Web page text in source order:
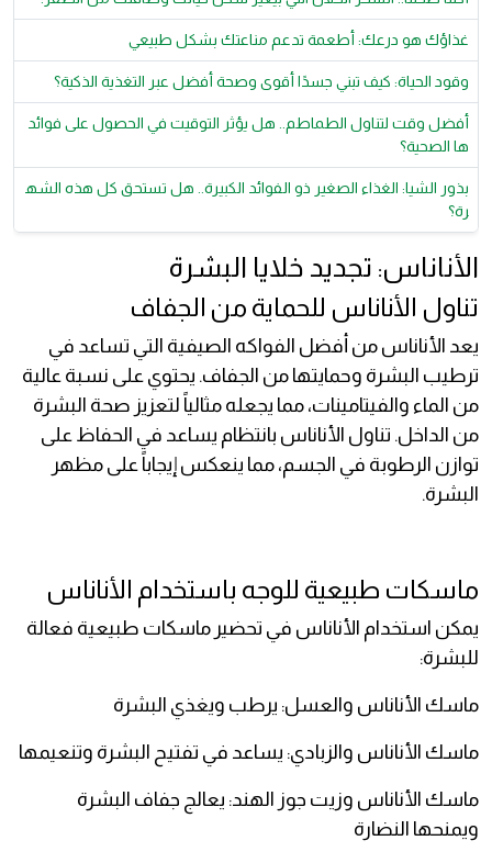
غذاؤك هو درعك: أطعمة تدعم مناعتك بشكل طبيعي
وقود الحياة: كيف تبني جسدًا أقوى وصحة أفضل عبر التغذية الذكية؟
أفضل وقت لتناول الطماطم.. هل يؤثر التوقيت في الحصول على فوائد
ها الصحية؟
بذور الشيا: الغذاء الصغير ذو الفوائد الكبيرة.. هل تستحق كل هذه الشه
رة؟
الأناناس: تجديد خلايا البشرة
تناول الأناناس للحماية من الجفاف
يعد الأناناس من أفضل الفواكه الصيفية التي تساعد في
ترطيب البشرة وحمايتها من الجفاف. يحتوي على نسبة عالية
من الماء والفيتامينات، مما يجعله مثالياً لتعزيز صحة البشرة
من الداخل. تناول الأناناس بانتظام يساعد في الحفاظ على
توازن الرطوبة في الجسم، مما ينعكس إيجاباً على مظهر
البشرة.
ماسكات طبيعية للوجه باستخدام الأناناس
يمكن استخدام الأناناس في تحضير ماسكات طبيعية فعالة
للبشرة:
ماسك الأناناس والعسل: يرطب ويغذي البشرة
ماسك الأناناس والزبادي: يساعد في تفتيح البشرة وتنعيمها
ماسك الأناناس وزيت جوز الهند: يعالج جفاف البشرة
ويمنحها النضارة